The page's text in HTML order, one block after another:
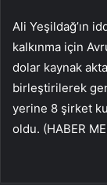
Ali Yeşildağ’ın
kalkınma için
dolar kaynak
birleştirilerek
yerine 8 şirket
oldu. (HABER